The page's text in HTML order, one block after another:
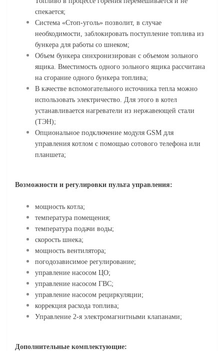
спекается;
Система «Стоп-уголь» позволит, в случае
необходимости, заблокировать поступление топлива из
бункера для работы со шнеком;
Объем бункера синхронизирован с объемом зольного
ящика. Вместимость одного зольного ящика рассчитана
на сгорание одного бункера топлива;
В качестве вспомогательного источника тепла можно
использовать электричество. Для этого в котел
устанавливается нагреватели из нержавеющей стали
(ТЭН);
Опциональное подключение модуля GSM для
управления котлом с помощью сотового телефона или
планшета;
Возможности и регулировки пульта управления:
мощность котла;
температура помещения;
температура подачи воды;
скорость шнека;
мощность вентилятора;
погодозависимое регулирование;
управление насосом ЦО;
управление насосом ГВС;
управление насосом рециркуляции;
коррекция расхода топлива;
Управление 2-я электромагнитными клапанами;
Дополнительные комплектующие: